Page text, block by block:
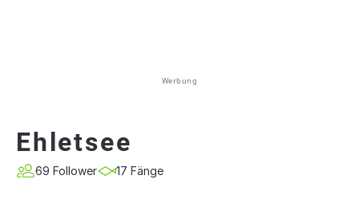
Werbung
Ehletsee
69 Follower 17 Fänge